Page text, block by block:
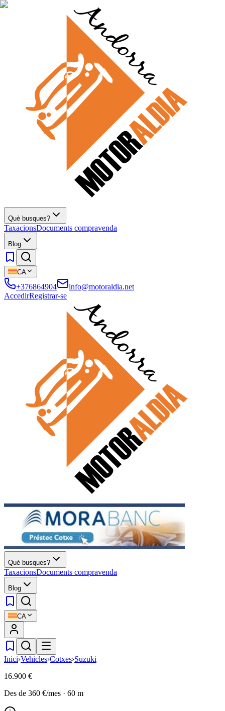
Què busques?
TaxacionsDocuments compravenda
Blog
CA
+376864904
info@motoraldia.net
AccedirRegistrar-se
Què busques?
TaxacionsDocuments compravenda
Blog
CA
Inici›Vehicles›Cotxes›Suzuki
16.900 €
Des de 360 €/mes · 60 m